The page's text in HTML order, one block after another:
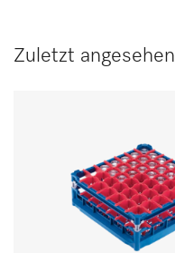
Zuletzt angesehen